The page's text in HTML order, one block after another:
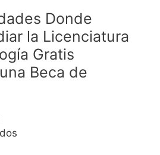
Donde
la Licenciatura
Gratis
Beca de